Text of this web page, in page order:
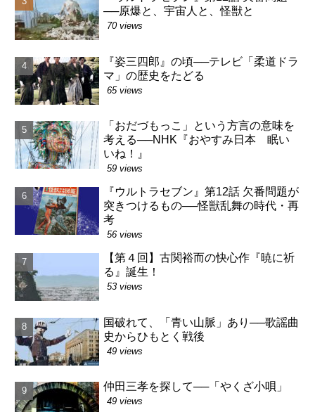
──原爆と、宇宙人と、怪獣と
70 views
『姿三四郎』の頃──テレビ「柔道ドラ
マ」の歴史をたどる
65 views
「おだづもっこ」という方言の意味を
考える──NHK『おやすみ日本 眠い
いね！』
59 views
『ウルトラセブン』第12話 欠番問題が
突きつけるもの──怪獣乱舞の時代・再
考
56 views
【第４回】古関裕而の快心作『暁に祈
る』誕生！
53 views
国破れて、「青い山脈」あり──歌謡曲
史からひもとく戦後
49 views
仲田三孝を探して──「やくざ小唄」
49 views